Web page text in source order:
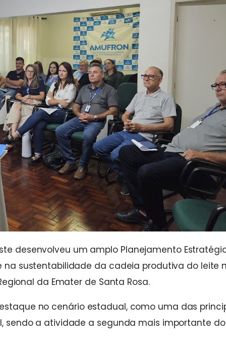
desenvolveu um amplo Planejamento
sustentabilidade da cadeia produtiva do leite
da Emater de Santa Rosa.
no cenário estadual, como uma das
sendo a atividade a segunda mais importante do